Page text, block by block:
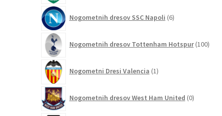
Nogometnih dresov SSC Napoli 6izdelkov
Nogometnih dresov Tottenham Hotspur 100
Nogometni Dresi Valencia 1izdelek
Nogometnih dresov West Ham United 0izdelkov